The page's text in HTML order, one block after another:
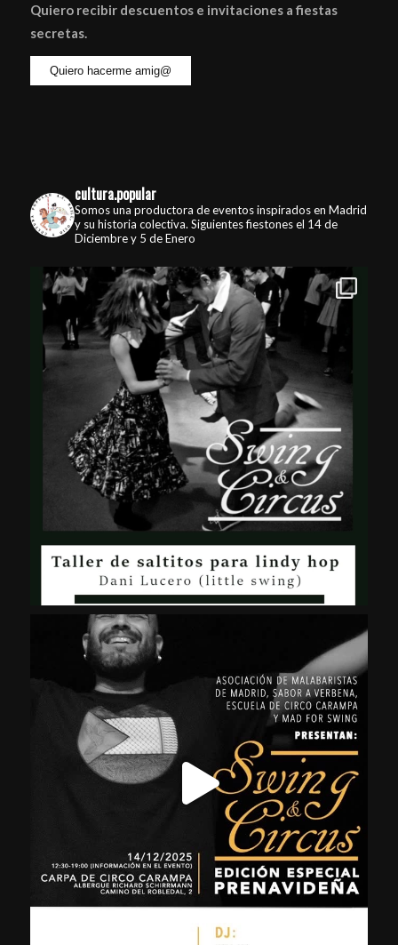
Quiero recibir descuentos e invitaciones a fiestas
secretas.
cultura.popular
Somos una productora de eventos inspirados en Madrid
y su historia colectiva. Siguientes fiestones el 14 de
Diciembre y 5 de Enero